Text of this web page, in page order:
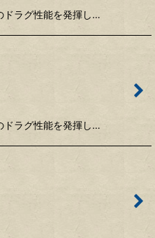
ドラグ性能を発揮し…
ドラグ性能を発揮し…